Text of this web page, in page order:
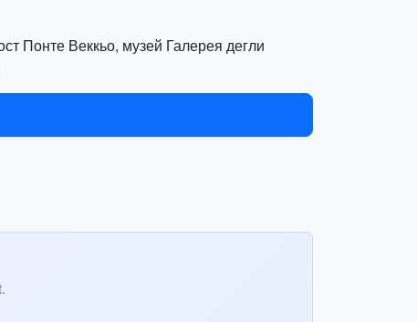
Понте Веккьо, музей Галерея дегли